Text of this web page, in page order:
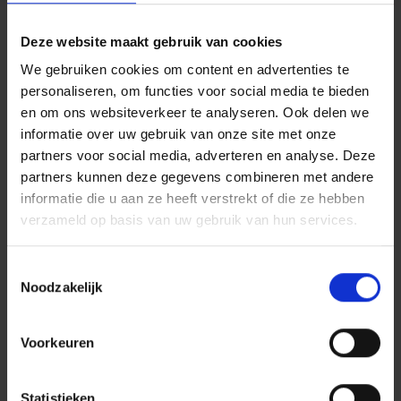
Deze website maakt gebruik van cookies
We gebruiken cookies om content en advertenties te
personaliseren, om functies voor social media te bieden
en om ons websiteverkeer te analyseren. Ook delen we
informatie over uw gebruik van onze site met onze
partners voor social media, adverteren en analyse. Deze
partners kunnen deze gegevens combineren met andere
informatie die u aan ze heeft verstrekt of die ze hebben
verzameld op basis van uw gebruik van hun services.
Noodzakelijk
Voorkeuren
Statistieken
Heb je te maken met een faillissement en vragen over de
Experts van ons
team